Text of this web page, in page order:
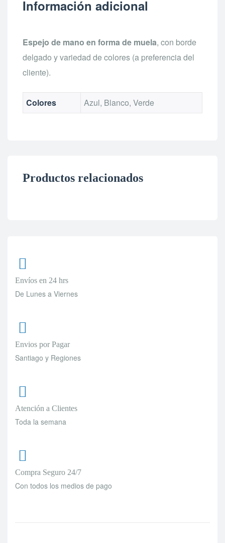
Información adicional
Espejo de mano en forma de muela, con borde
delgado y variedad de colores (a preferencia del
cliente).
Colores Azul, Blanco, Verde
Productos relacionados
Envíos en 24 hrs
De Lunes a Viernes
Envios por Pagar
Santiago y Regiones
Atención a Clientes
Toda la semana
Compra Seguro 24/7
Con todos los medios de pago